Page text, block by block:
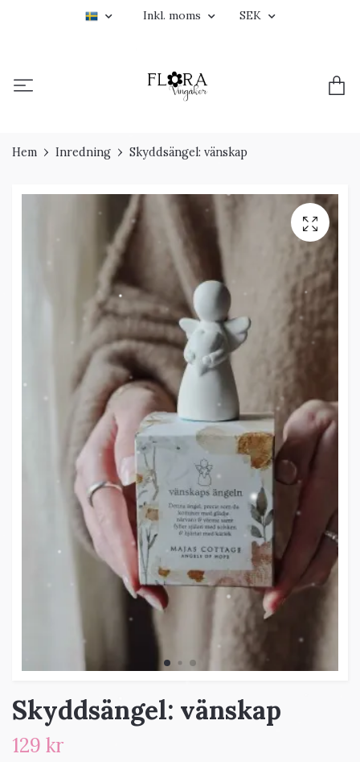
Inkl. moms SEK
Hem Inredning Skyddsängel: vänskap
Skyddsängel: vänskap
129 kr